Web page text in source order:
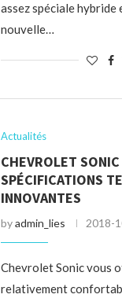
assez spéciale hybride
nouvelle…
Actualités
CHEVROLET SONIC
SPÉCIFICATIONS
INNOVANTES
byadmin_lies 2018-
Chevrolet Sonic vous
relativement